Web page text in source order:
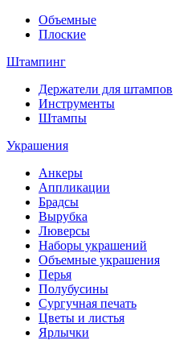
Объемные
Плоские
Штампинг
Держатели для штампов
Инструменты
Штампы
Украшения
Анкеры
Аппликации
Брадсы
Вырубка
Люверсы
Наборы украшений
Объемные украшения
Перья
Полубусины
Сургучная печать
Цветы и листья
Ярлычки